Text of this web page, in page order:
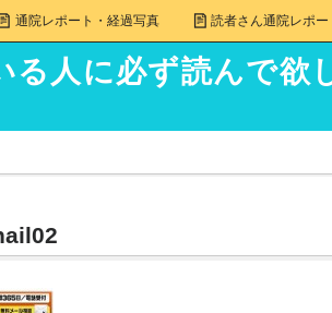
る人に必ず読んで欲
通院レポート・経過写真 読者さん通院レポー